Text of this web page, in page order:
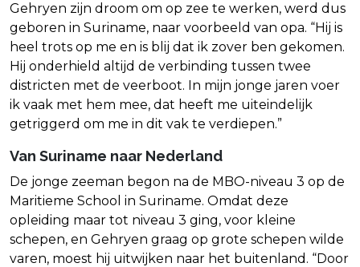
Gehryen zijn droom om op zee te werken, werd dus
geboren in Suriname, naar voorbeeld van opa. “Hij is
heel trots op me en is blij dat ik zover ben gekomen.
Hij onderhield altijd de verbinding tussen twee
districten met de veerboot. In mijn jonge jaren voer
ik vaak met hem mee, dat heeft me uiteindelijk
getriggerd om me in dit vak te verdiepen.”
Van Suriname naar Nederland
De jonge zeeman begon na de MBO-niveau 3 op de
Maritieme School in Suriname. Omdat deze
opleiding maar tot niveau 3 ging, voor kleine
schepen, en Gehryen graag op grote schepen wilde
varen, moest hij uitwijken naar het buitenland. “Door